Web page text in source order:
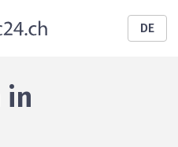
DE
in